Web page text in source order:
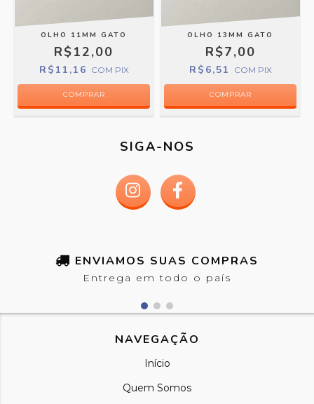
OLHO 11MM GATO
R$12,00
R$11,16 COM PIX
COMPRAR
OLHO 13MM GATO
R$7,00
R$6,51 COM PIX
COMPRAR
SIGA-NOS
ENVIAMOS SUAS COMPRAS
Entrega em todo o país
NAVEGAÇÃO
Início
Quem Somos